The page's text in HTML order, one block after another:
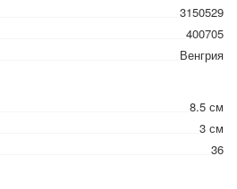
3150529
400705
Венгрия
8.5 см
3 см
36